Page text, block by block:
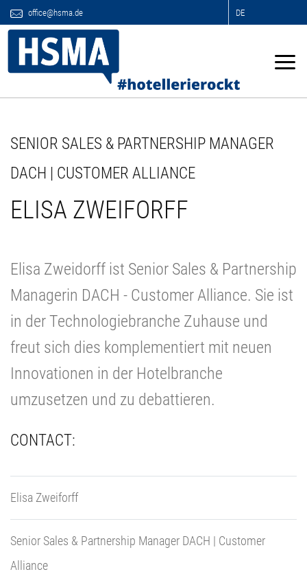
office@hsma.de DE
SENIOR SALES & PARTNERSHIP MANAGER
DACH | CUSTOMER ALLIANCE
ELISA ZWEIFORFF
Elisa Zweidorff ist Senior Sales & Partnership
Managerin DACH - Customer Alliance. Sie ist
in der Technologiebranche Zuhause und
freut sich dies komplementiert mit neuen
Innovationen in der Hotelbranche
umzusetzen und zu debattieren.
CONTACT:
Elisa Zweiforff
Senior Sales & Partnership Manager DACH | Customer
Alliance